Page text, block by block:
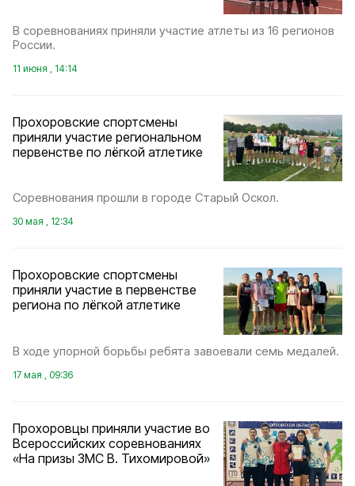
В соревнованиях приняли участие атлеты из 16 регионов
России.
11 июня , 14:14
Прохоровские спортсмены
приняли участие региональном
первенстве по лёгкой атлетике
Соревнования прошли в городе Старый Оскол.
30 мая , 12:34
Прохоровские спортсмены
приняли участие в первенстве
региона по лёгкой атлетике
В ходе упорной борьбы ребята завоевали семь медалей.
17 мая , 09:36
Прохоровцы приняли участие во
Всероссийских соревнованиях
«На призы ЗМС В. Тихомировой»